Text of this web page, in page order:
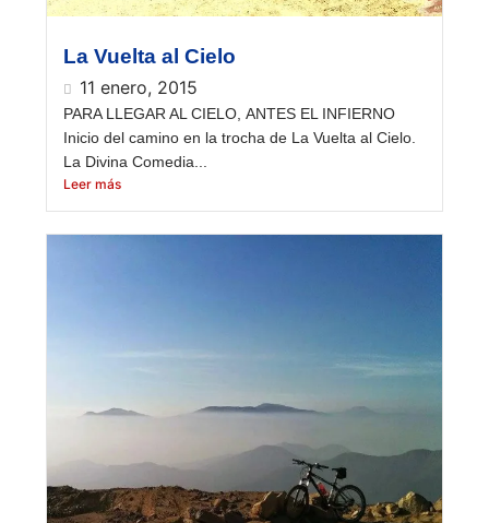
La Vuelta al Cielo
11 enero, 2015
PARA LLEGAR AL CIELO, ANTES EL INFIERNO
Inicio del camino en la trocha de La Vuelta al Cielo.
La Divina Comedia...
Leer más